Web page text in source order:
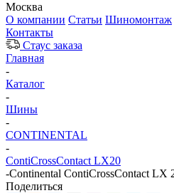
Москва
О компании Статьи Шиномонтаж
Контакты
Стаус заказа
Главная
-
Каталог
-
Шины
-
CONTINENTAL
-
ContiCrossContact LX20
-Continental ContiCrossContact LX
Поделиться